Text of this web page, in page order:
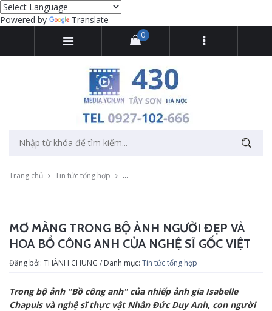
Powered by Translate
0
Trang chủ Tin tức tổng hợp Mơ màng trong bộ ảnh người đẹp và hoa
MƠ MÀNG TRONG BỘ ẢNH NGƯỜI ĐẸP VÀ
HOA BỒ CÔNG ANH CỦA NGHỆ SĨ GỐC VIỆT
Đăng bởi: THÀNH CHUNG / Danh mục: Tin tức tổng hợp
Trong bộ ảnh "Bồ công anh" của nhiếp ảnh gia Isabelle
Chapuis và nghệ sĩ thực vật Nhân Đức Duy Anh, con người